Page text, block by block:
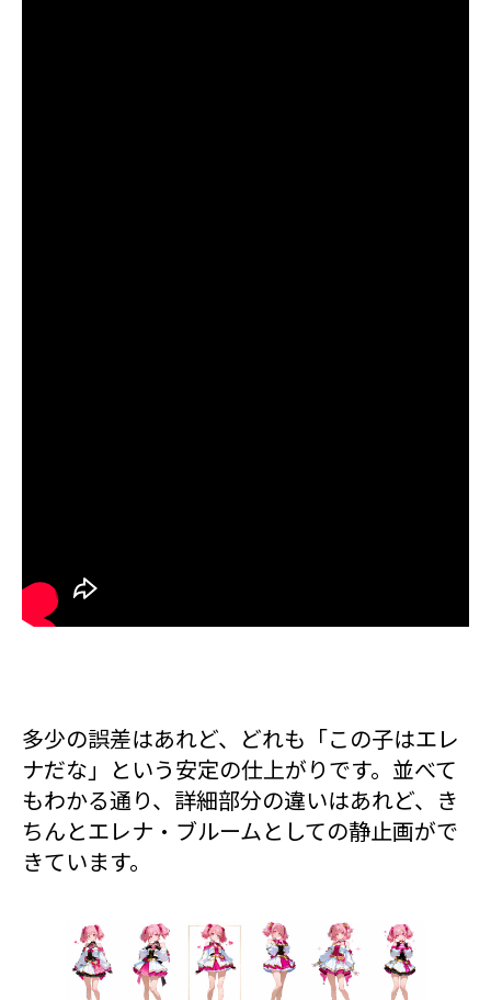
多少の誤差はあれど、どれも「この子はエレ
ナだな」という安定の仕上がりです。並べて
もわかる通り、詳細部分の違いはあれど、き
ちんとエレナ・ブルームとしての静止画がで
きています。